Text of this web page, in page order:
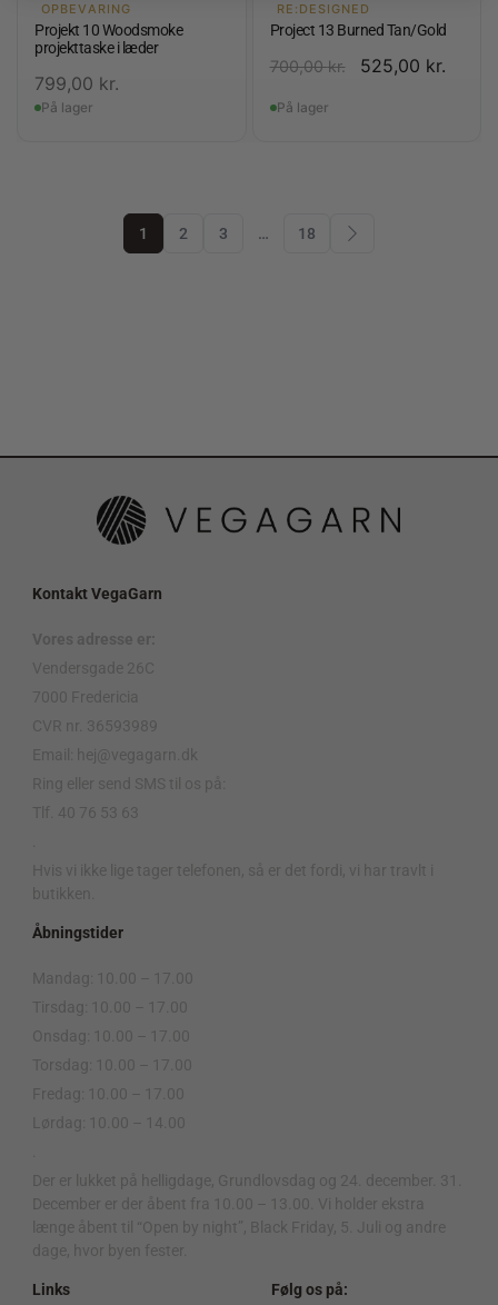
OPBEVARING
Projekt 10 Woodsmoke
projekttaske i læder
799,00 kr.
På lager
RE:DESIGNED
Project 13 Burned Tan/Gold
700,00kr. 525,00 kr.
På lager
1 2 3 … 18
Kontakt VegaGarn
Vores adresse er:
Vendersgade 26C
7000 Fredericia
CVR nr. 36593989
Email: hej@vegagarn.dk
Ring eller send SMS til os på:
Tlf. 40 76 53 63
Hvis vi ikke lige tager telefonen, så er det fordi, vi har travlt i
butikken.
Åbningstider
Mandag: 10.00 – 17.00
Tirsdag: 10.00 – 17.00
Onsdag: 10.00 – 17.00
Torsdag: 10.00 – 17.00
Fredag: 10.00 – 17.00
Lørdag: 10.00 – 14.00
Der er lukket på helligdage, Grundlovsdag og 24. december. 31.
December er der åbent fra 10.00 – 13.00. Vi holder ekstra
længe åbent til “Open by night”, Black Friday, 5. Juli og andre
dage, hvor byen fester.
Links Følg os på: